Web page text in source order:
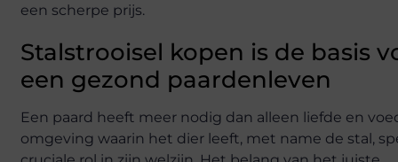
een scherpe prijs.
Stalstrooisel kopen is de basis
een gezond paardenleven
Een paard heeft meer nodig dan alleen liefde en
omgeving waarin het dier leeft, met name de stal,